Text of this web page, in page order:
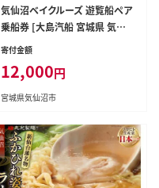
気仙沼ベイクルーズ 遊覧船ペア
乗船券 [大島汽船 宮城県 気仙
沼市 20563772]
寄付金額
12,000円
宮城県気仙沼市